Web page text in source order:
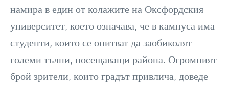
намира в един от колажите на Оксфордския
университет, което означава, че в кампуса има
студенти, които се опитват да заобиколят
големи тълпи, посещаващи района. Огромният
брой зрители, които градът привлича, доведе